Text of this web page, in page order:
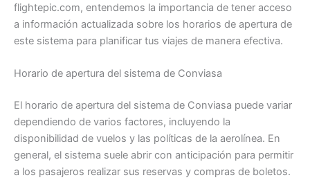
flightepic.com, entendemos la importancia de tener acceso
a información actualizada sobre los horarios de apertura de
este sistema para planificar tus viajes de manera efectiva.
Horario de apertura del sistema de Conviasa
El horario de apertura del sistema de Conviasa puede variar
dependiendo de varios factores, incluyendo la
disponibilidad de vuelos y las políticas de la aerolínea. En
general, el sistema suele abrir con anticipación para permitir
a los pasajeros realizar sus reservas y compras de boletos.